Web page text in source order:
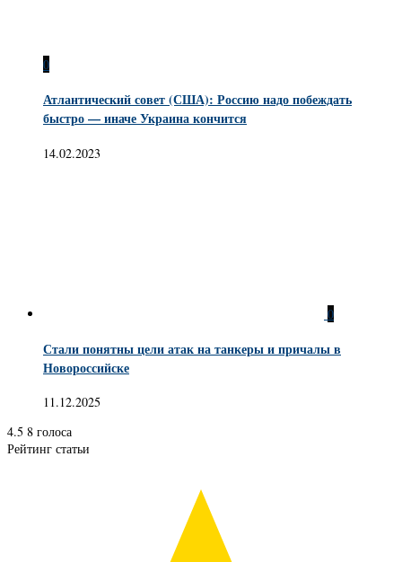
0
Атлантический совет (США): Россию надо побеждать
быстро — иначе Украина кончится
14.02.2023
0
Стали понятны цели атак на танкеры и причалы в
Новороссийске
11.12.2025
4.5 8 голоса
Рейтинг статьи